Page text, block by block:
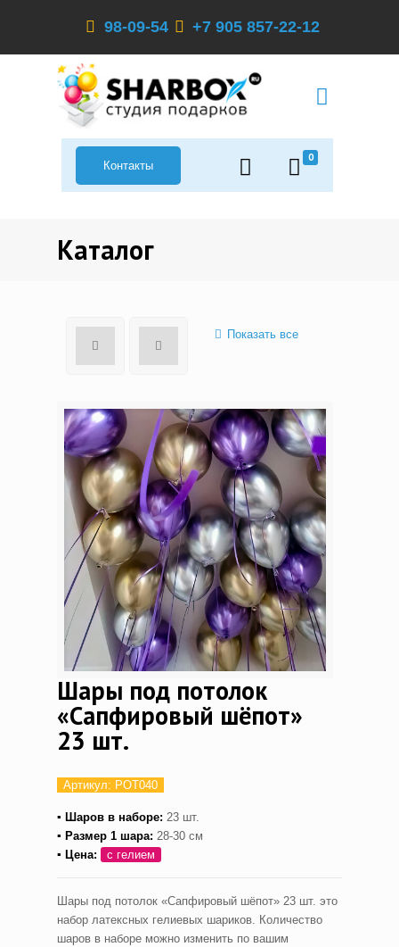
98-09-54 +7 905 857-22-12
0
Контакты
Каталог
Показать все
Шары под потолок
«Сапфировый шёпот»
23 шт.
Артикул: POT040
▪ Шаров в наборе: 23 шт.
▪ Размер 1 шара: 28-30 см
▪ Цена:
с гелием
Шары под потолок «Сапфировый шёпот» 23 шт. это
набор латексных гелиевых шариков. Количество
шаров в наборе можно изменить по вашим